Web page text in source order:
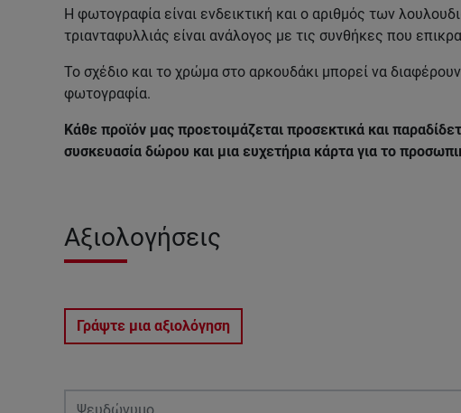
Η φωτογραφία είναι ενδεικτική και ο αριθμός των
τριανταφυλλιάς είναι ανάλογος με τις συνθήκες που
Το σχέδιο και το χρώμα στο αρκουδάκι μπορεί να
φωτογραφία.
Κάθε προϊόν μας προετοιμάζεται προσεκτικά και
συσκευασία δώρου και μια ευχετήρια κάρτα για το
Αξιολογήσεις
Γράψτε μια αξιολόγηση